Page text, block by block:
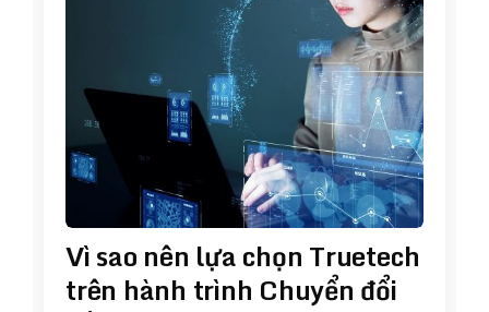
Vì sao nên lựa chọn Truetech
trên hành trình Chuyển đổi